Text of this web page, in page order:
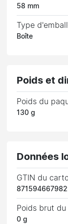
58 mm
Type
Boîte
Poids et
Poids du
130 g
Données
GTIN du
Poids brut
0 g